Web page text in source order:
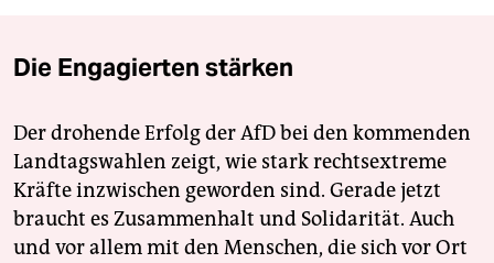
Die Engagierten stärken
Der drohende Erfolg der AfD bei den kommenden
Landtagswahlen zeigt, wie stark rechtsextreme
Kräfte inzwischen geworden sind. Gerade jetzt
braucht es Zusammenhalt und Solidarität. Auch
und vor allem mit den Menschen, die sich vor Ort